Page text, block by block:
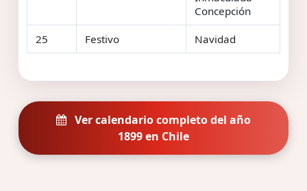
Concepción
25 Festivo Navidad
Ver calendario completo del año
1899 en Chile